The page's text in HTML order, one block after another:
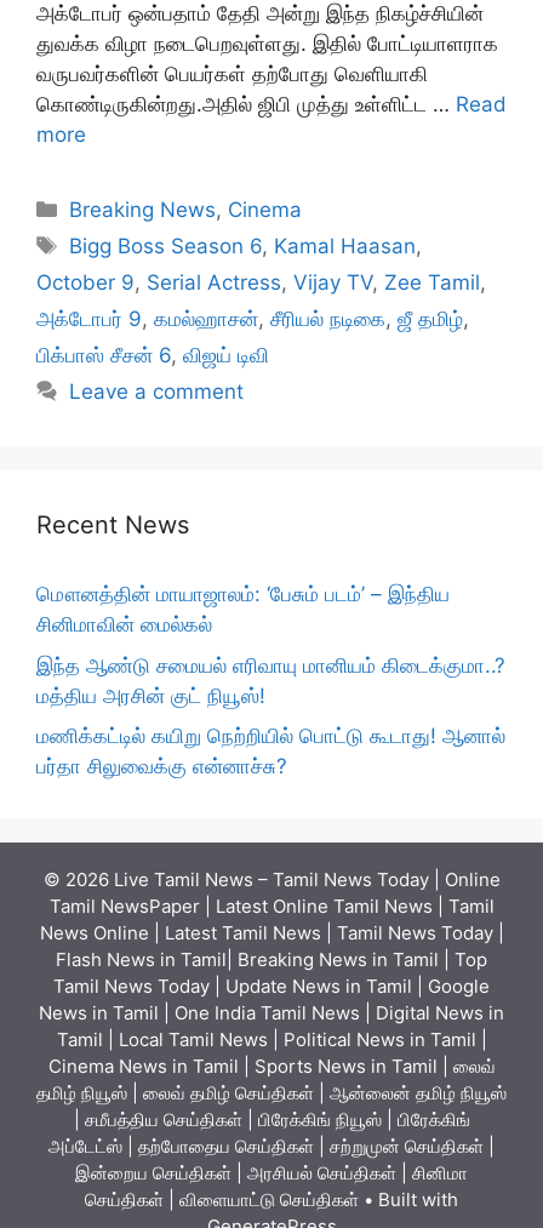
அக்டோபர் ஒன்பதாம் தேதி அன்று இந்த நிகழ்ச்சியின்
துவக்க விழா நடைபெறவுள்ளது. இதில் போட்டியாளராக
வருபவர்களின் பெயர்கள் தற்போது வெளியாகி
கொண்டிருகின்றது.அதில் ஜிபி முத்து உள்ளிட்ட … Read
more
Categories
Breaking News, Cinema
Tags
Bigg Boss Season 6, Kamal Haasan,
October 9, Serial Actress, Vijay TV, Zee Tamil,
அக்டோபர் 9, கமல்ஹாசன், சீரியல் நடிகை, ஜீ தமிழ்,
பிக்பாஸ் சீசன் 6, விஜய் டிவி
Leave a comment
Recent News
மௌனத்தின் மாயாஜாலம்: ‘பேசும் படம்’ – இந்திய
சினிமாவின் மைல்கல்
இந்த ஆண்டு சமையல் எரிவாயு மானியம் கிடைக்குமா..?
மத்திய அரசின் குட் நியூஸ்!
மணிக்கட்டில் கயிறு நெற்றியில் பொட்டு கூடாது! ஆனால்
பர்தா சிலுவைக்கு என்னாச்சு?
© 2026 Live Tamil News – Tamil News Today | Online
Tamil NewsPaper | Latest Online Tamil News | Tamil
News Online | Latest Tamil News | Tamil News Today |
Flash News in Tamil| Breaking News in Tamil | Top
Tamil News Today | Update News in Tamil | Google
News in Tamil | One India Tamil News | Digital News in
Tamil | Local Tamil News | Political News in Tamil |
Cinema News in Tamil | Sports News in Tamil | லைவ்
தமிழ் நியூஸ் | லைவ் தமிழ் செய்திகள் | ஆன்லைன் தமிழ் நியூஸ்
| சமீபத்திய செய்திகள் | பிரேக்கிங் நியூஸ் | பிரேக்கிங்
அப்டேட்ஸ் | தற்போதைய செய்திகள் | சற்றுமுன் செய்திகள் |
இன்றைய செய்திகள் | அரசியல் செய்திகள் | சினிமா
செய்திகள் | விளையாட்டு செய்திகள் • Built with